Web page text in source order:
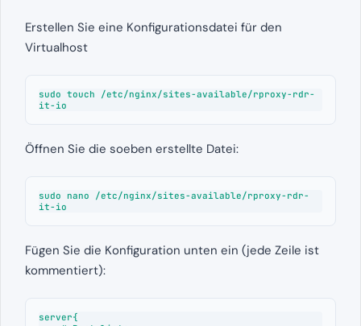
Erstellen Sie eine Konfigurationsdatei für den
Virtualhost
sudo touch /etc/nginx/sites-available/rproxy-rdr-
it-io
Öffnen Sie die soeben erstellte Datei:
sudo nano /etc/nginx/sites-available/rproxy-rdr-
it-io
Fügen Sie die Konfiguration unten ein (jede Zeile ist
kommentiert):
server{